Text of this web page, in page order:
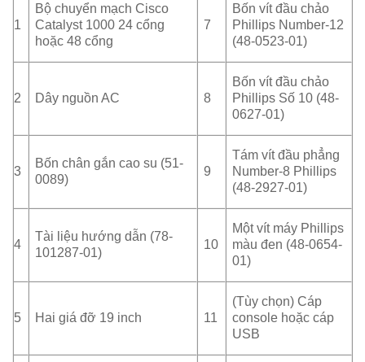
1
Bộ chuyển mạch Cisco
Catalyst 1000 24 cổng
hoặc 48 cổng
7
Bốn vít đầu chảo
Phillips Number-12
(48-0523-01)
2 Dây nguồn AC 8
Bốn vít đầu chảo
Phillips Số 10 (48-
0627-01)
3
Bốn chân gắn cao su (51-
0089)
9
Tám vít đầu phẳng
Number-8 Phillips
(48-2927-01)
4
Tài liệu hướng dẫn (78-
101287-01)
10
Một vít máy Phillips
màu đen (48-0654-
01)
5 Hai giá đỡ 19 inch 11
(Tùy chọn) Cáp
console hoặc cáp
USB